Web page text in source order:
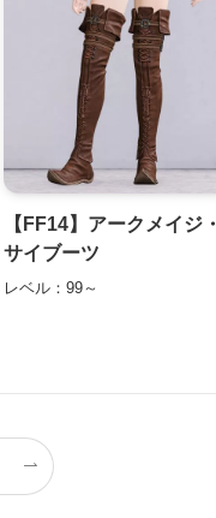
【FF14】アークメイジ・
サイブーツ
レベル：99～